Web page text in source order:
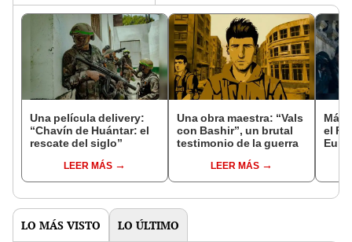
Una película delivery:
“Chavín de Huántar: el
rescate del siglo”
LEER MÁS
Una obra maestra: “Vals
con Bashir”, un brutal
testimonio de la guerra
LEER MÁS
Más
el
LO MÁS VISTO LO ÚLTIMO